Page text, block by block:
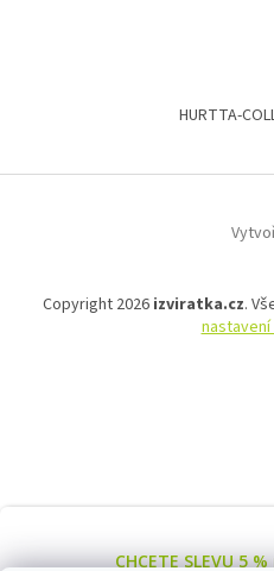
HURTTA-
Copyright 2026 izviratka.cz.
CHCETE SLEVU 5